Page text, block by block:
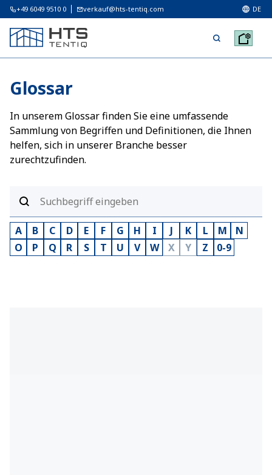
+49 6049 9510 0 verkauf@hts-tentiq.com DE
Glossar
In unserem Glossar finden Sie eine umfassende
Sammlung von Begriffen und Definitionen, die Ihnen
helfen, sich in unserer Branche besser
zurechtzufinden.
A B C D E F G H I J K L M
N
O
P Q R S T U V W X Y Z 0-9